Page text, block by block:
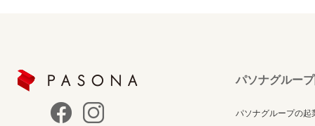
パソナグルー
パソナグループの起